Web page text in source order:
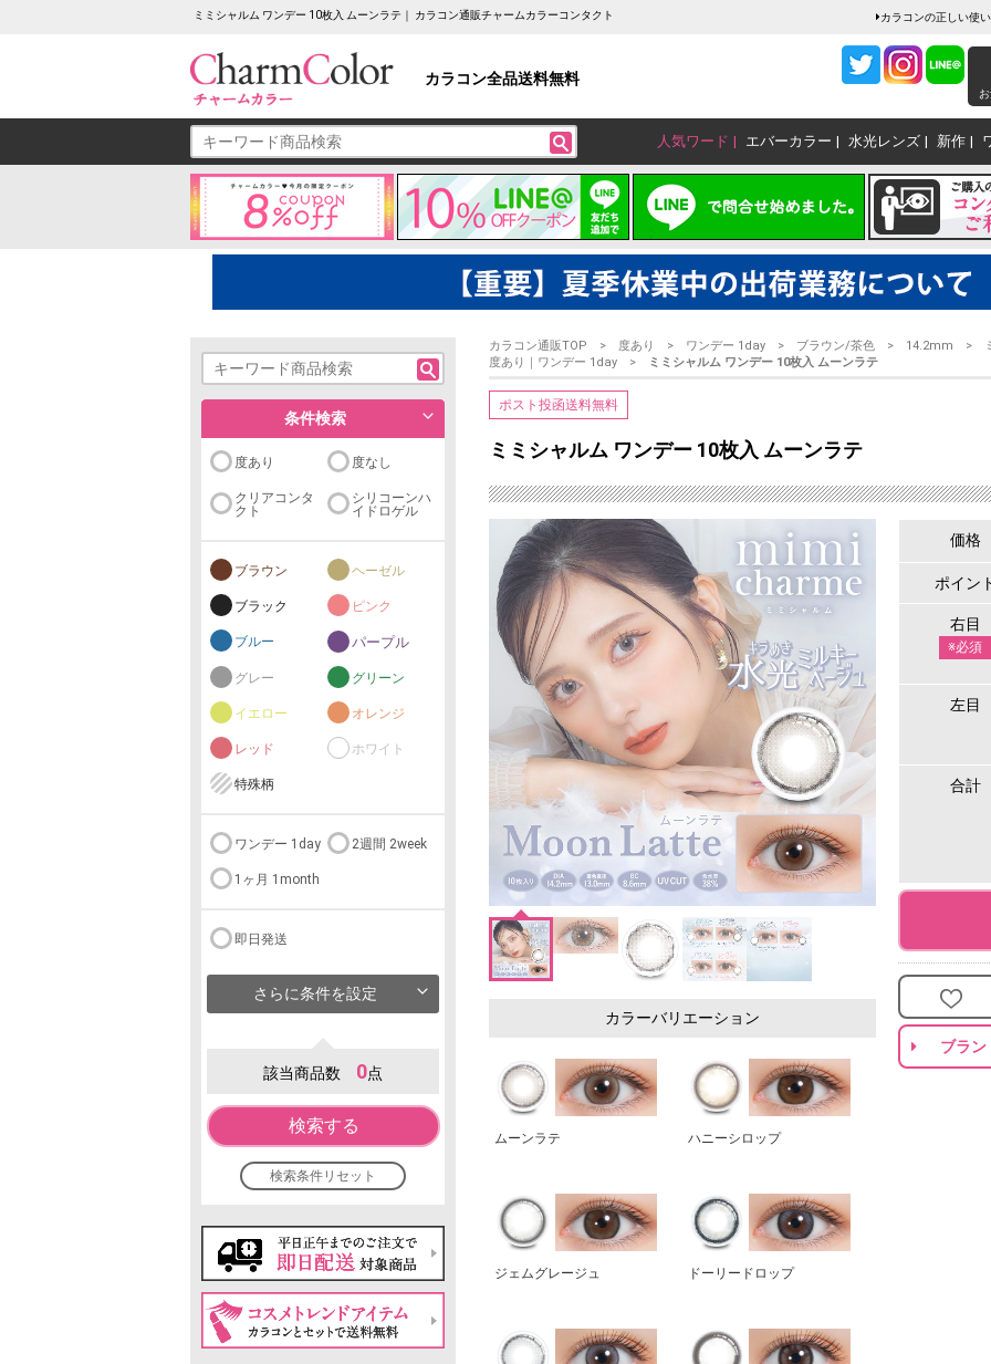
ミミシャルム ワンデー 10枚入 ムーンラテ｜ カラコン通販チャームカラーコンタクト カラコンの正しい使
カラコン全品送料無料
人気ワード エバーカラー 水光レンズ 新作
条件検索
度あり 度なし
クリアコンタ
クト
シリコーンハ
イドロゲル
ブラウン ヘーゼル
ブラック ピンク
ブルー パープル
グレー グリーン
イエロー オレンジ
レッド ホワイト
特殊柄
ワンデー 1day 2週間 2week
1ヶ月 1month
即日発送
さらに条件を設定
該当商品数 0点
検索する
検索条件リセット
カラコン通販TOP 度あり ワンデー 1day ブラウン/茶色 14.2mm
度あり｜ワンデー 1day
ミミシャルム ワンデー 10枚入 ムーンラテ
ポスト投函送料無料
ミミシャルム ワンデー 10枚入 ムーンラテ
カラーバリエーション
ムーンラテ ハニーシロップ
ジェムグレージュ ドーリードロップ
価格
ポイン
右目
※必須
左目
合計
ブラン